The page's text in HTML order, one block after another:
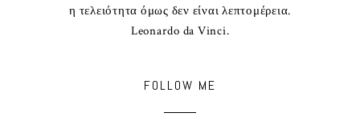
η τελειότητα όμως δεν είναι λεπτομέρεια.
Leonardo da Vinci.
FOLLOW ME